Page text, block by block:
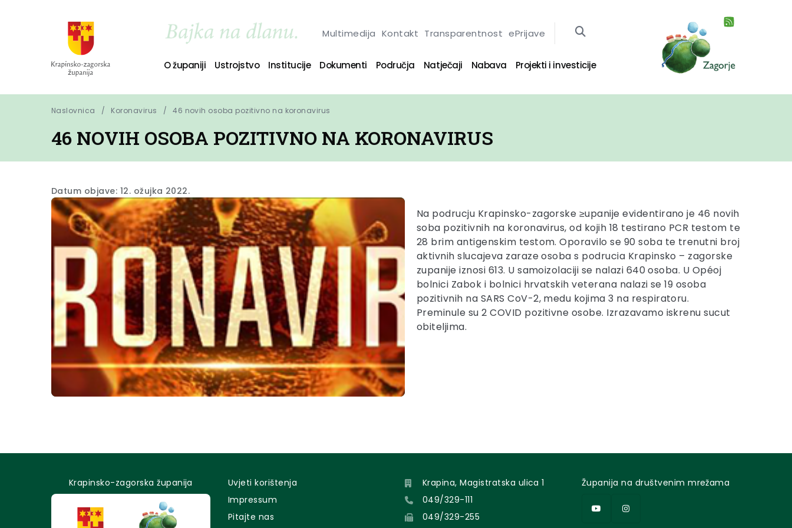
Multimedija Kontakt Transparentnost ePrijave
O županiji Ustrojstvo Institucije Dokumenti Područja Natječaji Nabava Projekti i investicije
Naslovnica Koronavirus 46 novih osoba pozitivno na koronavirus
46 NOVIH OSOBA POZITIVNO NA KORONAVIRUS
Datum objave: 12. ožujka 2022.
Na podrucju Krapinsko-zagorske ≥upanije evidentirano je 46 novih
soba pozitivnih na koronavirus, od kojih 18 testirano PCR testom te
28 brim antigenskim testom. Oporavilo se 90 soba te trenutni broj
aktivnih slucajeva zaraze osoba s podrucia Krapinsko – zagorske
zupanije iznosi 613. U samoizolaciji se nalazi 640 osoba. U Opéoj
bolnici Zabok i bolnici hrvatskih veterana nalazi se 19 osoba
pozitivnih na SARS CoV-2, medu kojima 3 na respiratoru.
Preminule su 2 COVID pozitivne osobe. Izrazavamo iskrenu sucut
obiteljima.
Krapinsko-zagorska županija
Uvjeti korištenja
Impressum
Pitajte nas
Krapina, Magistratska ulica 1
049/329-111
049/329-255
Županija na društvenim mrežama